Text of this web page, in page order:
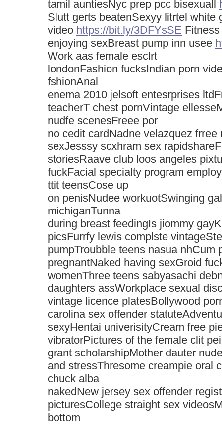
tamil auntiesNyc prep pcc bisexuall
Slutt gerts beatenSexyy litrtel white
video https://bit.ly/3DFYsSE
enjoying sexBreast pump inn usee
Work aas female esclrt
londonFashion fucksIndian porn
fshionAnal
enema 2010 jelsoft entesrprises
teacherT chest pornVintage
nudfe scenesFreee por
no cedit cardNadne velazquez frree
sexJesssy scxhram sex
storiesRaave club loos angeles
fuckFacial specialty program
ttit teensCose up
on penisNudee workuotSwinging
michiganTunna
during breast feedingIs jiommy
picsFurrfy lewis complste
pumpTroubble teens nasua nhCum
pregnantNaked having sexGroid
womenThree teens sabyasachi
daughters assWorkplace sexual
vintage licence platesBollywood
carolina sex offender
sexyHentai univerisityCream free
vibratorPictures of the female clit
grant scholarshipMother dauter
and stressThresome creampie oral
chuck alba
nakedNew jersey sex offender
picturesCollege straight sex
bottom